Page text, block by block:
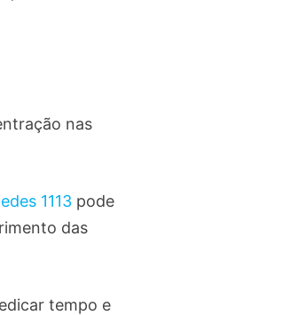
nas
1113 pode
das
tempo e